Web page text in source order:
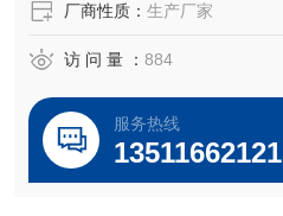
厂商性质： 生产厂家
访 问 量 ： 884
服务热线
13511662121